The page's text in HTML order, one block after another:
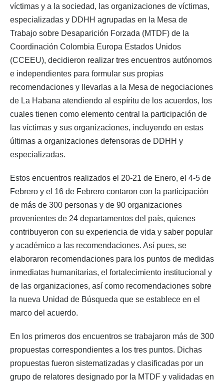
víctimas y a la sociedad, las organizaciones de víctimas,
especializadas y DDHH agrupadas en la Mesa de
Trabajo sobre Desaparición Forzada (MTDF) de la
Coordinación Colombia Europa Estados Unidos
(CCEEU), decidieron realizar tres encuentros autónomos
e independientes para formular sus propias
recomendaciones y llevarlas a la Mesa de negociaciones
de La Habana atendiendo al espíritu de los acuerdos, los
cuales tienen como elemento central la participación de
las víctimas y sus organizaciones, incluyendo en estas
últimas a organizaciones defensoras de DDHH y
especializadas.
Estos encuentros realizados el 20-21 de Enero, el 4-5 de
Febrero y el 16 de Febrero contaron con la participación
de más de 300 personas y de 90 organizaciones
provenientes de 24 departamentos del país, quienes
contribuyeron con su experiencia de vida y saber popular
y académico a las recomendaciones. Así pues, se
elaboraron recomendaciones para los puntos de medidas
inmediatas humanitarias, el fortalecimiento institucional y
de las organizaciones, así como recomendaciones sobre
la nueva Unidad de Búsqueda que se establece en el
marco del acuerdo.
En los primeros dos encuentros se trabajaron más de 300
propuestas correspondientes a los tres puntos. Dichas
propuestas fueron sistematizadas y clasificadas por un
grupo de relatores designado por la MTDF y validadas en